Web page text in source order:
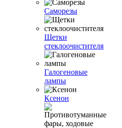
Саморезы
Щетки
стеклоочистителя
Галогеновые
лампы
Ксенон